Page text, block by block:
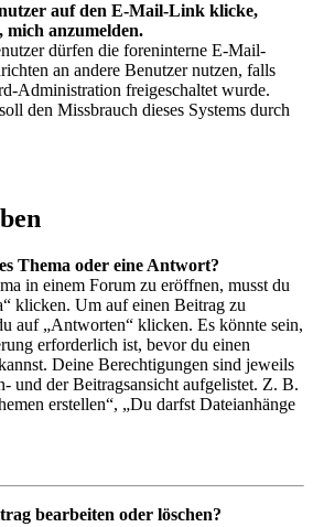
auf den E-Mail-Link klicke,
anzumelden.
dürfen die foreninterne E-Mail-
an andere Benutzer nutzen, falls
Administration freigeschaltet wurde.
den Missbrauch dieses Systems durch
Thema oder eine Antwort?
in einem Forum zu eröffnen, musst du
klicken. Um auf einen Beitrag zu
auf „Antworten“ klicken. Es könnte sein,
erforderlich ist, bevor du einen
Deine Berechtigungen sind jeweils
und der Beitragsansicht aufgelistet. Z. B.
erstellen“, „Du darfst Dateianhänge
bearbeiten oder löschen?